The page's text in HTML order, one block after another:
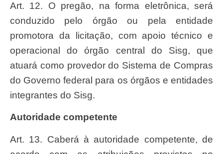
Art. 12. O pregão, na forma eletrônica, será
conduzido pelo órgão ou pela entidade
promotora da licitação, com apoio técnico e
operacional do órgão central do Sisg, que
atuará como provedor do Sistema de Compras
do Governo federal para os órgãos e entidades
integrantes do Sisg.
Autoridade competente
Art. 13. Caberá à autoridade competente, de